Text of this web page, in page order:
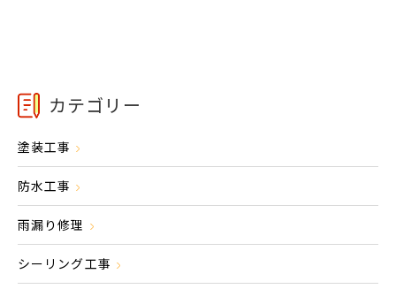
カテゴリー
塗装工事
防水工事
雨漏り修理
シーリング工事